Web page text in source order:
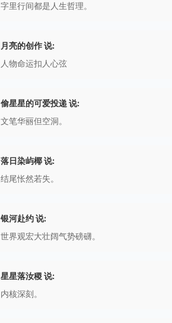
字里行间都是人生哲理。
月亮的创作 说:
人物命运扣人心弦
偷星星的可爱投递 说:
文笔华丽但空洞。
落日染屿椰 说:
结尾怅然若失。
银河赴约 说:
世界观宏大壮阔气势磅礴。
星星落汝稷 说:
内核深刻。